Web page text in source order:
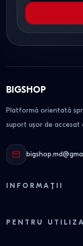
BIGSHOP
Platformă orientată
suport ușor de accesat
INFORMAȚII
PENTRU